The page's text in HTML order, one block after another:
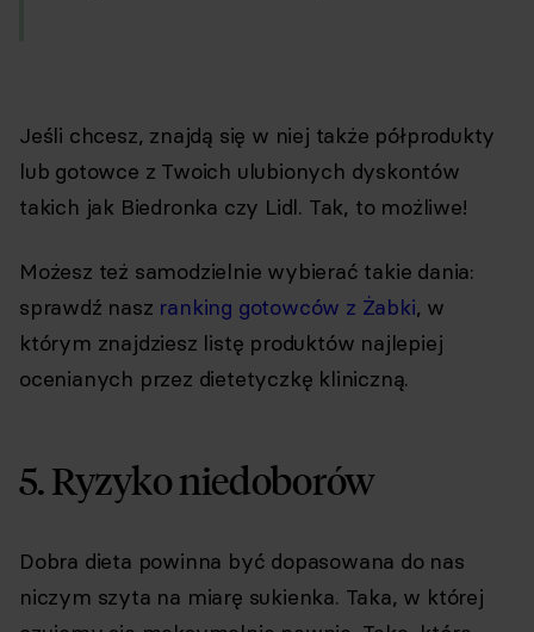
Jeśli chcesz, znajdą się w niej także półprodukty
lub gotowce z Twoich ulubionych dyskontów
takich jak Biedronka czy Lidl. Tak, to możliwe!
Możesz też samodzielnie wybierać takie dania:
sprawdź nasz ranking gotowców z Żabki, w
którym znajdziesz listę produktów najlepiej
ocenianych przez dietetyczkę kliniczną.
5. Ryzyko niedoborów
Dobra dieta powinna być dopasowana do nas
niczym szyta na miarę sukienka. Taka, w której